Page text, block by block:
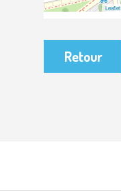
Leaflet
Retour